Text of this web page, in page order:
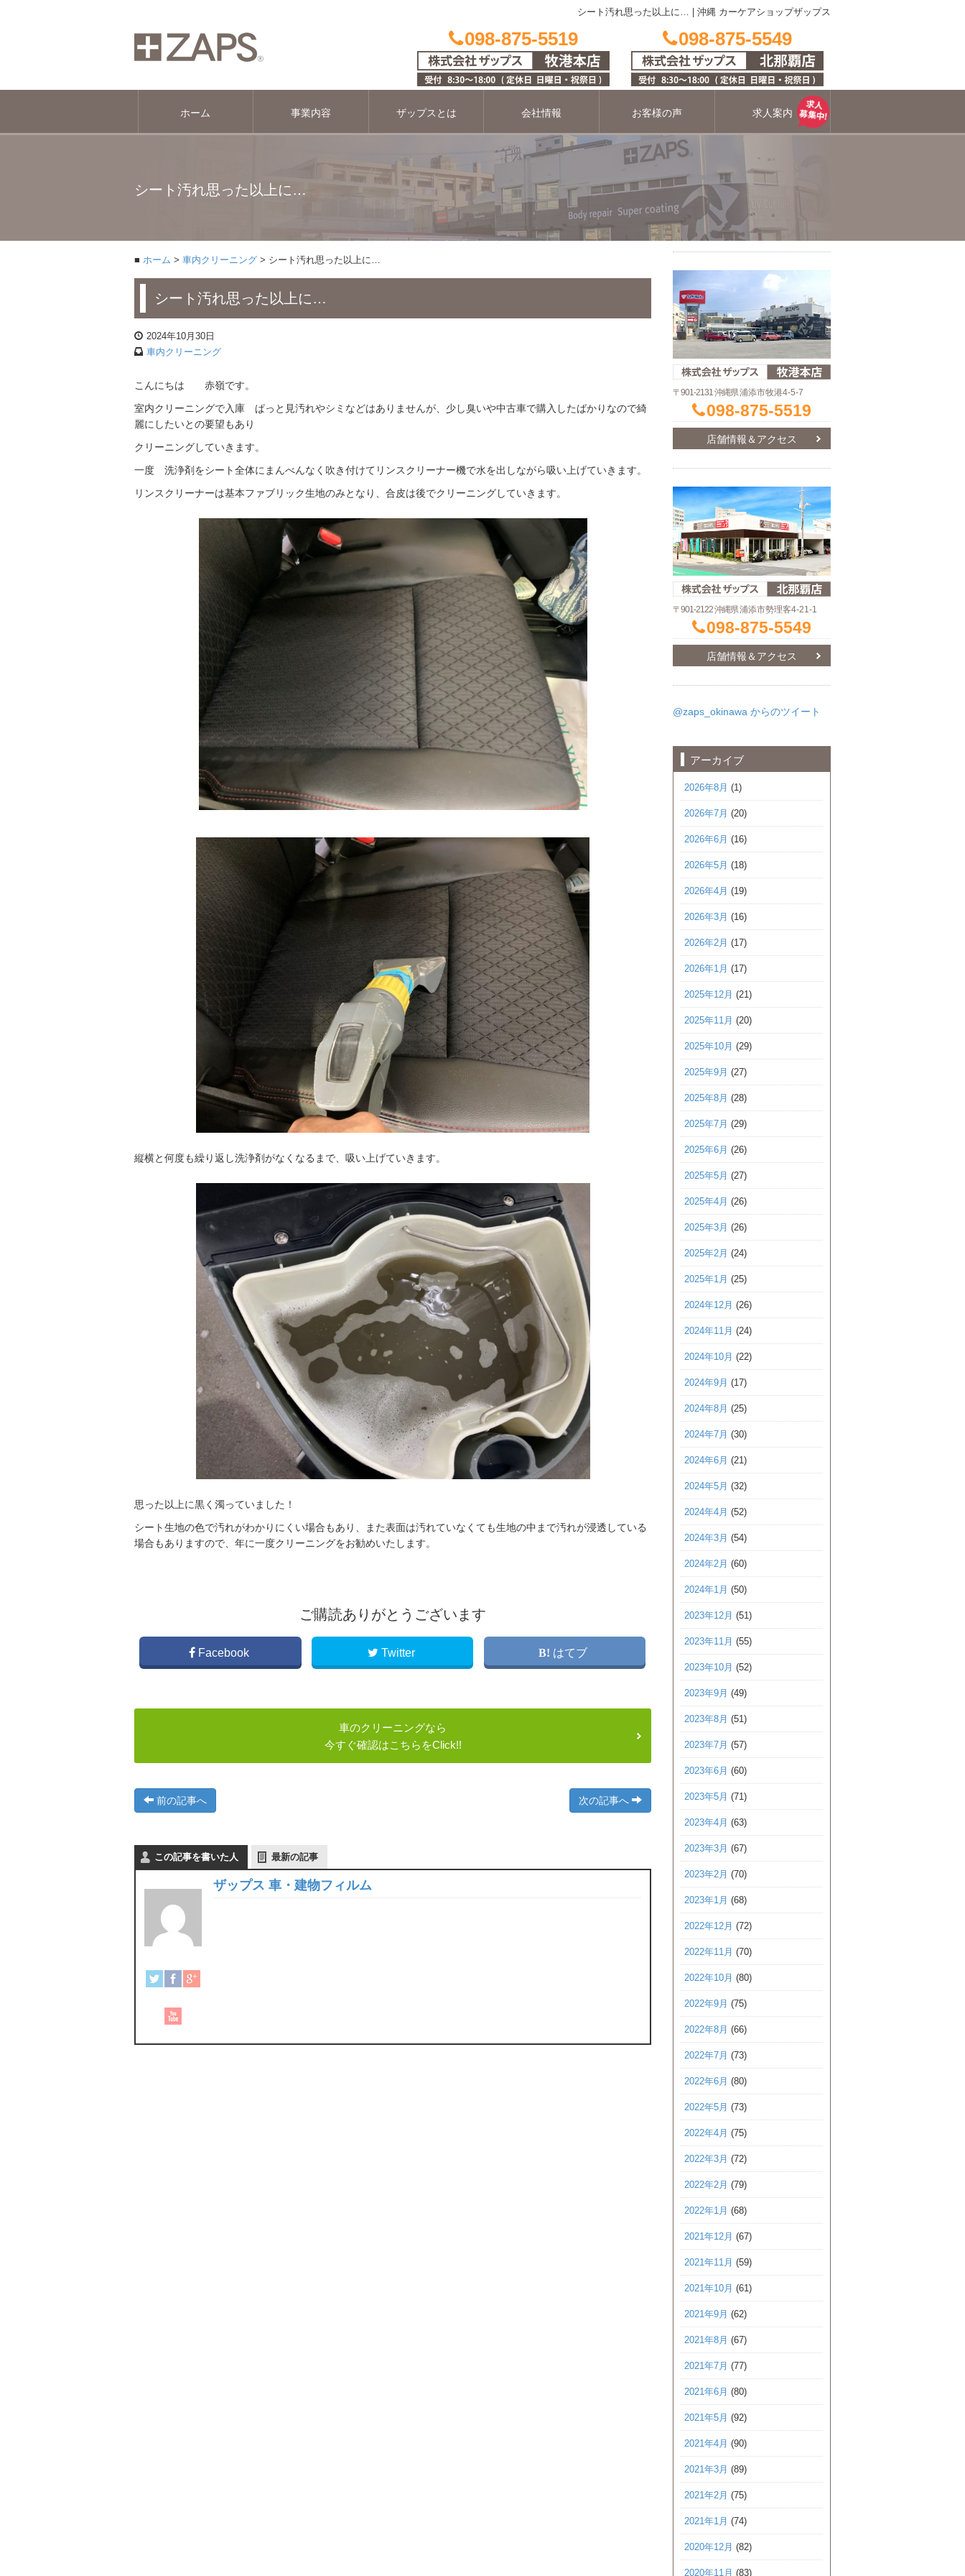
シート汚れ思った以上に… 沖縄 カーケアショップザップス
098-875-5519 098-875-5549
ホーム 事業内容 ザップスとは 会社情報 お客様の声 求人案内
シート汚れ思った以上に…
ホーム 車内クリーニング シート汚れ思った以上に…
シート汚れ思った以上に…
2024年10月30日
車内クリーニング
こんにちは 赤嶺です。
室内クリーニングで入庫 ぱっと見汚れやシミなどはありませんが、少し臭いや中古車で購入したばかりなので綺
麗にしたいとの要望もあり
クリーニングしていきます。
一度 洗浄剤をシート全体にまんべんなく吹き付けてリンスクリーナー機で水を出しながら吸い上げていきます。
リンスクリーナーは基本ファブリック生地のみとなり、合皮は後でクリーニングしていきます。
縦横と何度も繰り返し洗浄剤がなくなるまで、吸い上げていきます。
思った以上に黒く濁っていました！
シート生地の色で汚れがわかりにくい場合もあり、また表面は汚れていなくても生地の中まで汚れが浸透している
場合もありますので、年に一度クリーニングをお勧めいたします。
ご購読ありがとうございます
Facebook Twitter はてブ
車のクリーニングなら
今すぐ確認はこちらをClick!!
前の記事へ 次の記事へ
この記事を書いた人 最新の記事
ザップス 車・建物フィルム
〒901-2131 沖縄県浦添市牧港4-5-7
098-875-5519
店舗情報＆アクセス
〒901-2122 沖縄県浦添市勢理客4-21-1
098-875-5549
店舗情報＆アクセス
@zaps_okinawa からのツイート
アーカイブ
2026年8月 (1)
2026年7月 (20)
2026年6月 (16)
2026年5月 (18)
2026年4月 (19)
2026年3月 (16)
2026年2月 (17)
2026年1月 (17)
2025年12月 (21)
2025年11月 (20)
2025年10月 (29)
2025年9月 (27)
2025年8月 (28)
2025年7月 (29)
2025年6月 (26)
2025年5月 (27)
2025年4月 (26)
2025年3月 (26)
2025年2月 (24)
2025年1月 (25)
2024年12月 (26)
2024年11月 (24)
2024年10月 (22)
2024年9月 (17)
2024年8月 (25)
2024年7月 (30)
2024年6月 (21)
2024年5月 (32)
2024年4月 (52)
2024年3月 (54)
2024年2月 (60)
2024年1月 (50)
2023年12月 (51)
2023年11月 (55)
2023年10月 (52)
2023年9月 (49)
2023年8月 (51)
2023年7月 (57)
2023年6月 (60)
2023年5月 (71)
2023年4月 (63)
2023年3月 (67)
2023年2月 (70)
2023年1月 (68)
2022年12月 (72)
2022年11月 (70)
2022年10月 (80)
2022年9月 (75)
2022年8月 (66)
2022年7月 (73)
2022年6月 (80)
2022年5月 (73)
2022年4月 (75)
2022年3月 (72)
2022年2月 (79)
2022年1月 (68)
2021年12月 (67)
2021年11月 (59)
2021年10月 (61)
2021年9月 (62)
2021年8月 (67)
2021年7月 (77)
2021年6月 (80)
2021年5月 (92)
2021年4月 (90)
2021年3月 (89)
2021年2月 (75)
2021年1月 (74)
2020年12月 (82)
2020年11月 (83)